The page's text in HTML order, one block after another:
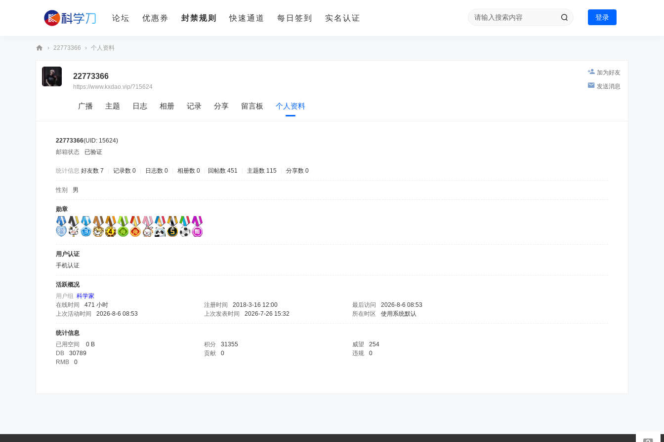
论坛 优惠券 封禁规则 快速通道 每日签到 实名认证 登录
› 22773366 › 个人资料
加为好友
发送消息
22773366
https://www.kxdao.vip/?15624
广播 主题 日志 相册 记录 分享 留言板 个人资料
22773366(UID: 15624)
邮箱状态
已验证
统计信息 好友数 7 记录数 0 日志数 0 相册数 0 回帖数 451 主题数 115 分享数 0
性别 男
勋章
用户认证
手机认证
活跃概况
用户组 科学家
在线时间
471 小时 注册时间 2018-3-16 12:00 最后访问
2026-8-6 08:53
上次活动时间
2026-8-6 08:53 上次发表时间 2026-7-26 15:32 所在时区 使用系统默认
统计信息
已用空间
0 B 积分 31355 威望
254
DB
30789 贡献 0 违规
0
RMB
0